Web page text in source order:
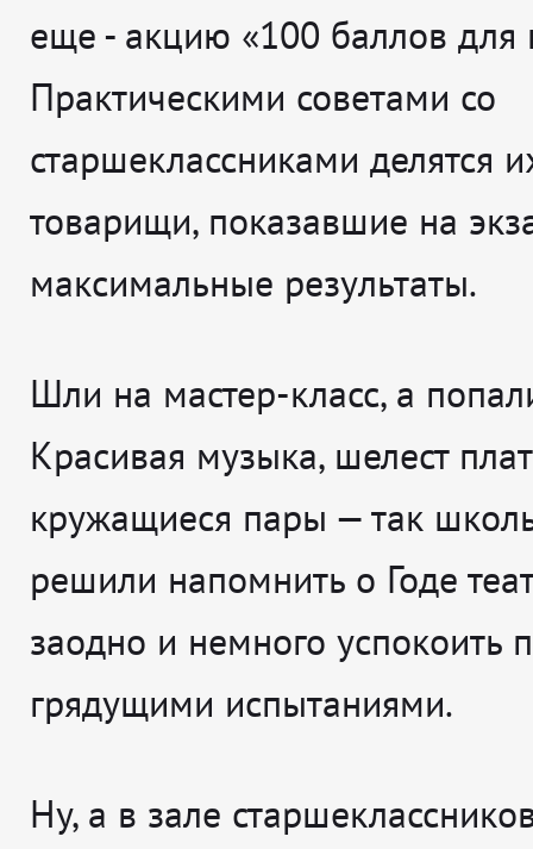
еще - акцию «100 баллов для
Практическими советами со
старшеклассниками делятся
товарищи, показавшие на
максимальные результаты.
Шли на мастер-класс, а
Красивая музыка, шелест
кружащиеся пары — так
решили напомнить о Годе
заодно и немного успокоить
грядущими испытаниями.
Ну, а в зале